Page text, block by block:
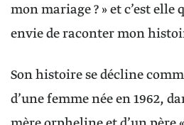
mon mariage ? » et c’est
envie de raconter mon
Son histoire se décline
d’une femme née en 1962,